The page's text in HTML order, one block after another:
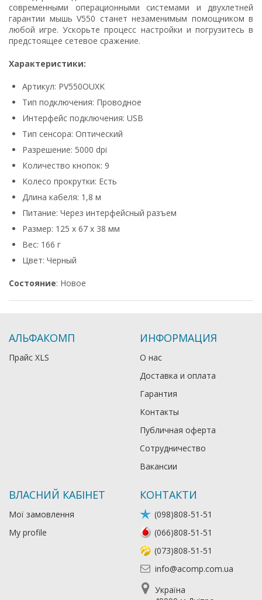
современными операционными системами и двухлетней
гарантии мышь V550 станет незаменимым помощником в
любой игре. Ускорьте процесс настройки и погрузитесь в
предстоящее сетевое сражение.
Характеристики:
Артикул: PV550OUXK
Тип подключения: Проводное
Интерфейс подключения: USB
Тип сенсора: Оптический
Разрешение: 5000 dpi
Количество кнопок: 9
Колесо прокрутки: Есть
Длина кабеля: 1,8 м
Питание: Через интерфейсный разъем
Размер: 125 x 67 x 38 мм
Вес: 166 г
Цвет: Черный
Состояние: Новое
АЛЬФАКОМП
Прайс XLS
ИНФОРМАЦИЯ
О нас
Доставка и оплата
Гарантия
Контакты
Публичная оферта
Сотрудничество
Вакансии
ВЛАСНИЙ КАБІНЕТ
Мої замовлення
My profile
КОНТАКТИ
(098)808-51-51
(066)808-51-51
(073)808-51-51
info@acomp.com.ua
Україна